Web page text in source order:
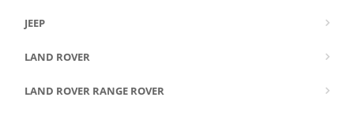
JEEP
LAND ROVER
LAND ROVER RANGE ROVER